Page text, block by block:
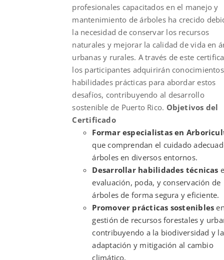
profesionales capacitados en el manejo y
mantenimiento de árboles ha crecido
la necesidad de conservar los recursos
naturales y mejorar la calidad de vida en
urbanas y rurales. A través de este
los participantes adquirirán
habilidades prácticas para abordar estos
desafíos, contribuyendo al desarrollo
sostenible de Puerto Rico. Objetivos del
Certificado
Formar especialistas en
que comprendan el cuidado
árboles en diversos entornos.
Desarrollar habilidades técnicas
evaluación, poda, y conservación de
árboles de forma segura y eficiente.
Promover prácticas sostenibles
gestión de recursos forestales y
contribuyendo a la biodiversidad y la
adaptación y mitigación al cambio
climático.